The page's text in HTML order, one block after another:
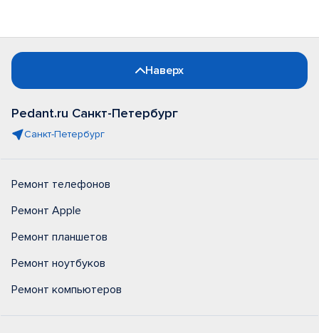
Наверх
Pedant.ru Санкт-Петербург
Санкт-Петербург
Ремонт телефонов
Ремонт Apple
Ремонт планшетов
Ремонт ноутбуков
Ремонт компьютеров